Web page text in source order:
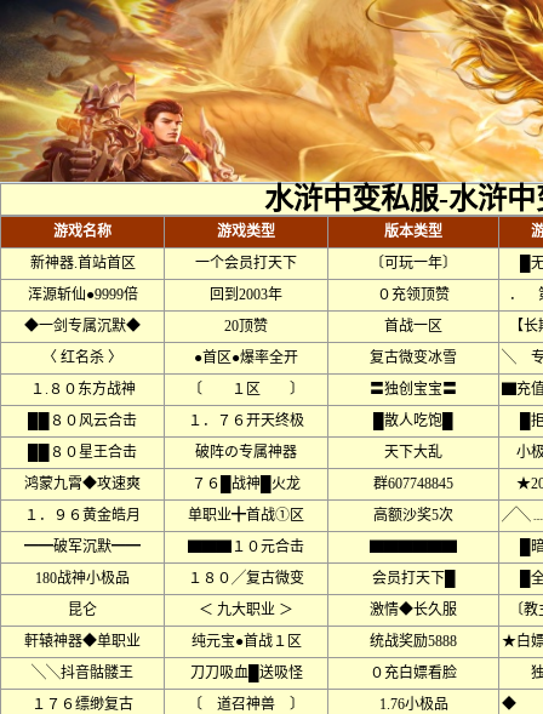
水浒中变私服-水浒
游戏名称 游戏类型 版本类型
新神器.首站首区
一个会员打天下 〔可玩一年〕
█
浑源斩仙●9999倍
回到2003年 ０充领顶赞
．
◆一剑专属沉默◆
20顶赞 首战一区
【
〈 红名杀 〉
●首区●爆率全开 复古微变冰雪
╲
１.８０东方战神
〔 １区 〕 〓独创宝宝〓
▇充
██８０风云合击
１．７６开天终极 █散人吃饱█
█
██８０星王合击
破阵の专属神器 天下大乱
小
鸿蒙九霄◆攻速爽
７６█战神█火龙 群607748845
１．９６黄金皓月
单职业╋首战①区 高额沙奖5次
╱╲﹍
━━破军沉默━━
▇▇▇１０元合击
█
180战神小极品
１８０╱复古微变 会员打天下█
█
昆仑
＜ 九大职业 ＞ 激情◆长久服
〔
軒辕神器◆单职业
纯元宝●首战１区 统战奖励5888
★白
╲╲抖音骷髅王
刀刀吸血█送吸怪 ０充白嫖看脸
１７６缥缈复古
〔 道召神兽 〕 1.76小极品
◆